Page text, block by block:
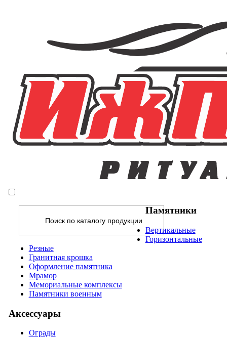
Памятники
Вертикальные
Горизонтальные
Резные
Гранитная крошка
Оформление памятника
Мрамор
Мемориальные комплексы
Памятники военным
Аксессуары
Ограды